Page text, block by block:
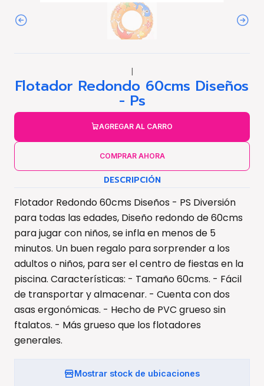
|
Flotador Redondo 60cms Diseños
- Ps
AGREGAR AL CARRO
COMPRAR AHORA
DESCRIPCIÓN
Flotador Redondo 60cms Diseños - PS Diversión
para todas las edades, Diseño redondo de 60cms
para jugar con niños, se infla en menos de 5
minutos. Un buen regalo para sorprender a los
adultos o niños, para ser el centro de fiestas en la
piscina. Características: - Tamaño 60cms. - Fácil
de transportar y almacenar. - Cuenta con dos
asas ergonómicas. - Hecho de PVC grueso sin
ftalatos. - Más grueso que los flotadores
generales.
Mostrar stock de ubicaciones